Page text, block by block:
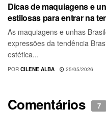
Dicas de maquiagens e
estilosas para entrar na
As maquiagens e unhas
expressões da tendência
estética...
POR CILENE ALBA 25/05/2026
Comentários 7